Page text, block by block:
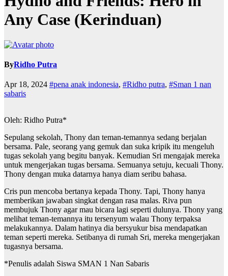
Any Case (Kerinduan)
ByRidho Putra
Apr 18, 2024 #pena anak indonesia, #Ridho putra, #Sman 1 nan
sabaris
Oleh: Ridho Putra*
Sepulang sekolah, Thony dan teman-temannya sedang berjalan
bersama. Pale, seorang yang gemuk dan suka kripik itu mengeluh
tugas sekolah yang begitu banyak. Kemudian Sri mengajak mereka
untuk mengerjakan tugas bersama. Semuanya setuju, kecuali Thony.
Thony dengan muka datarnya hanya diam seribu bahasa.
Cris pun mencoba bertanya kepada Thony. Tapi, Thony hanya
memberikan jawaban singkat dengan rasa malas. Riva pun
membujuk Thony agar mau bicara lagi seperti dulunya. Thony yang
melihat teman-temannya itu tersenyum walau Thony terpaksa
melakukannya. Dalam hatinya dia bersyukur bisa mendapatkan
teman seperti mereka. Setibanya di rumah Sri, mereka mengerjakan
tugasnya bersama.
*Penulis adalah Siswa SMAN 1 Nan Sabaris